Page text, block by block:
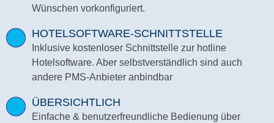
Wünschen vorkonfiguriert.
HOTELSOFTWARE-SCHNITTSTELLE
Inklusive kostenloser Schnittstelle zur hotline
Hotelsoftware. Aber selbstverständlich sind auch
andere PMS-Anbieter anbindbar
ÜBERSICHTLICH
Einfache & benutzerfreundliche Bedienung über